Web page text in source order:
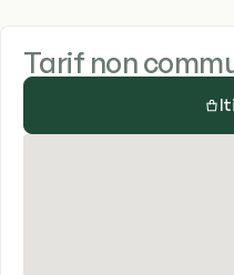
Tarif non